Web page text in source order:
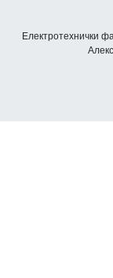
Електротехнички